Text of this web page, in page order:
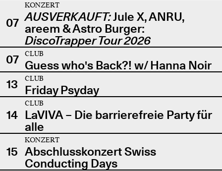
07
KONZERT
AUSVERKAUFT:Jule X, ANRU,
areem & Astro Burger:
DiscoTrapper Tour 2026
07
CLUB
Guess who's Back?! w/ Hanna Noir
13
CLUB
Friday Psyday
14
CLUB
LaVIVA – Die barrierefreie Party für
alle
15
KONZERT
Abschlusskonzert Swiss
Conducting Days